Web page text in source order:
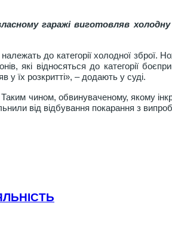
гаражі виготовляв
до категорії холодної зброї.
які відносяться до категорії
у їх розкритті», – додають у суді.
чином, обвинуваченому, якому
від відбування покарання з